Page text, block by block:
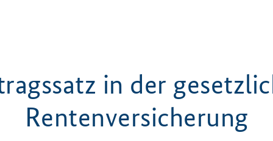
in der
Rentenversicherung